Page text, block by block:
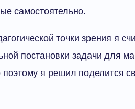
самостоятельно.
точки зрения я
постановки задачи для
поэтому я решил поделится